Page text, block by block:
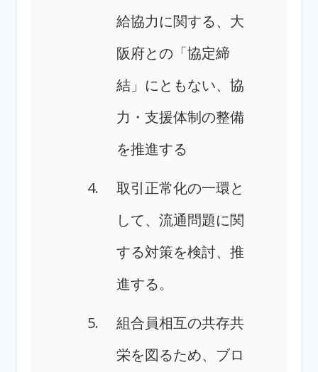
給協力に関する、 大
阪府との「協定締
結」にともない、協
力・支援体制の整備
を推進する
取引正常化の一環と
して、流通問題に関
する対策を検討、推
進する。
組合員相互の共存共
栄を図るため、ブロ